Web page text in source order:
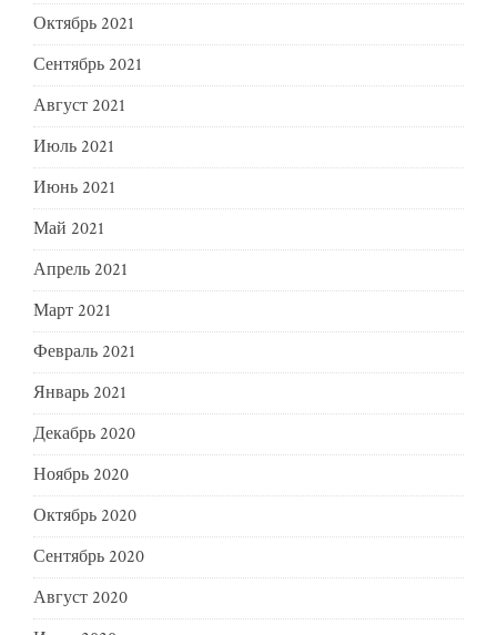
Октябрь 2021
Сентябрь 2021
Август 2021
Июль 2021
Июнь 2021
Май 2021
Апрель 2021
Март 2021
Февраль 2021
Январь 2021
Декабрь 2020
Ноябрь 2020
Октябрь 2020
Сентябрь 2020
Август 2020